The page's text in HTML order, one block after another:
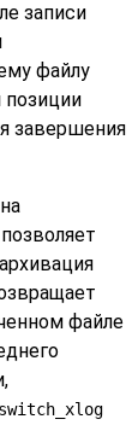
записи
файлу
позиции
завершения
файле